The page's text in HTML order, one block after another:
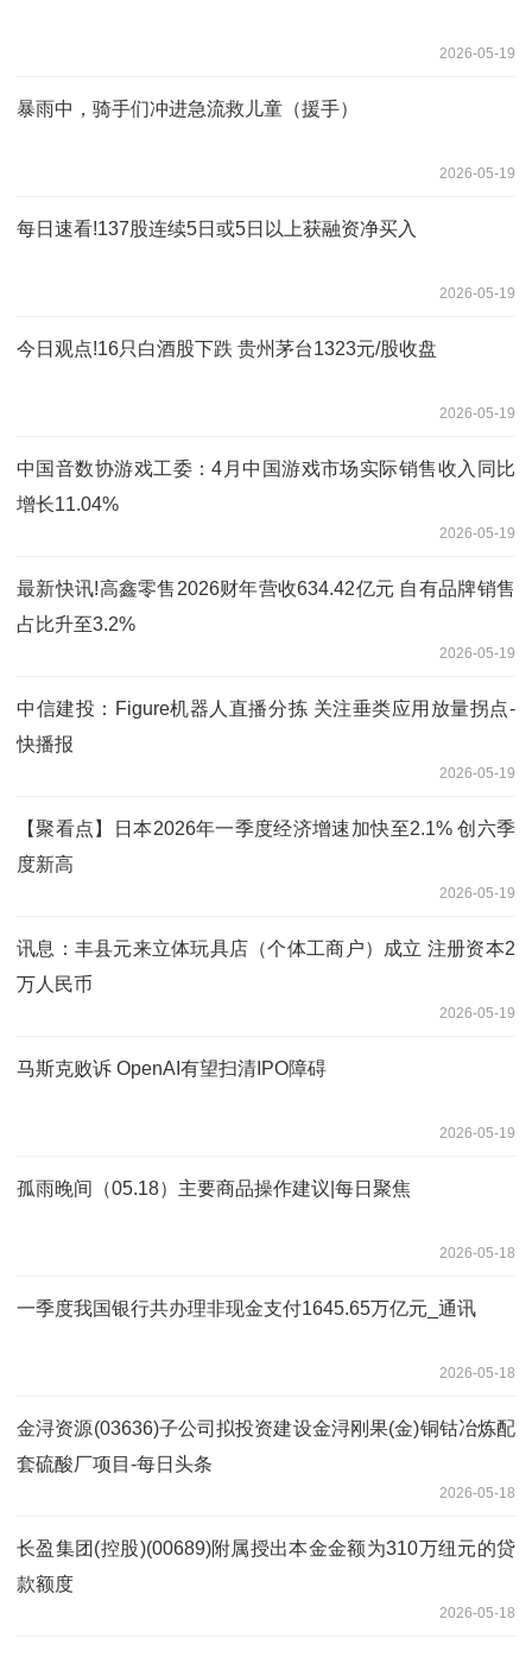
2026-05-19
暴雨中，骑手们冲进急流救儿童（援手）
2026-05-19
每日速看!137股连续5日或5日以上获融资净买入
2026-05-19
今日观点!16只白酒股下跌 贵州茅台1323元/股收盘
2026-05-19
中国音数协游戏工委：4月中国游戏市场实际销售收入同比
增长11.04%
2026-05-19
最新快讯!高鑫零售2026财年营收634.42亿元 自有品牌销售
占比升至3.2%
2026-05-19
中信建投：Figure机器人直播分拣 关注垂类应用放量拐点-
快播报
2026-05-19
【聚看点】日本2026年一季度经济增速加快至2.1% 创六季
度新高
2026-05-19
讯息：丰县元来立体玩具店（个体工商户）成立 注册资本2
万人民币
2026-05-19
马斯克败诉 OpenAI有望扫清IPO障碍
2026-05-19
孤雨晚间（05.18）主要商品操作建议|每日聚焦
2026-05-18
一季度我国银行共办理非现金支付1645.65万亿元_通讯
2026-05-18
金浔资源(03636)子公司拟投资建设金浔刚果(金)铜钴冶炼配
套硫酸厂项目-每日头条
2026-05-18
长盈集团(控股)(00689)附属授出本金金额为310万纽元的贷
款额度
2026-05-18